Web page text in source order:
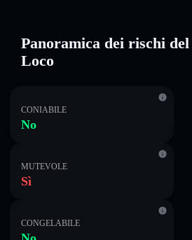
Panoramica dei rischi
Loco
CONIABILE
No
MUTEVOLE
Sì
CONGELABILE